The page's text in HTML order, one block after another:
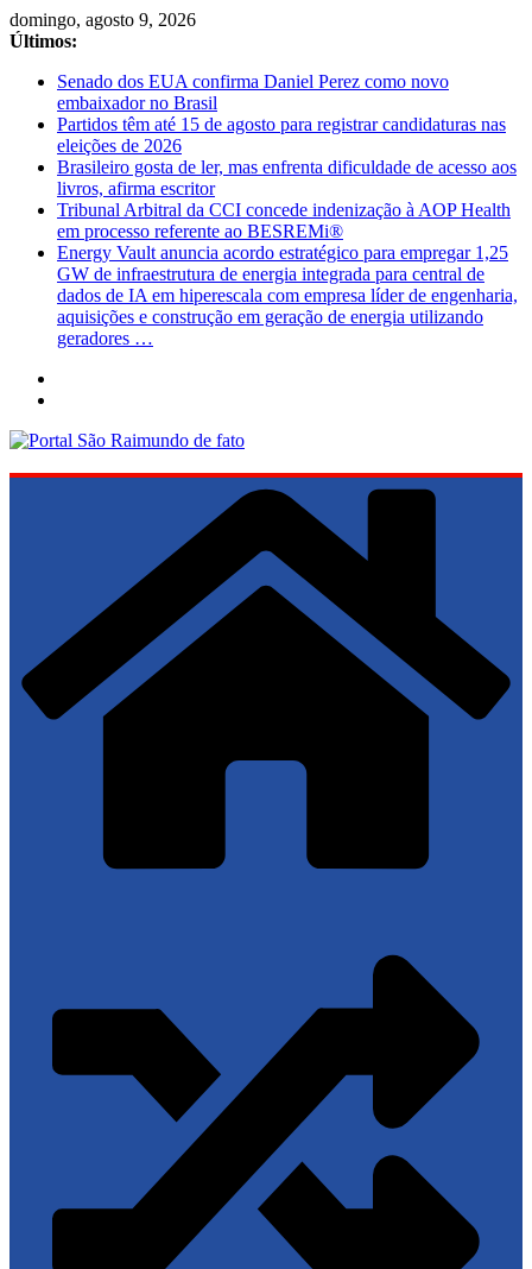
Pular
para
conteúdo
domingo, agosto 9, 2026
Últimos:
Senado dos EUA confirma Daniel Perez como novo
embaixador no Brasil
Partidos têm até 15 de agosto para registrar candidaturas nas
eleições de 2026
Brasileiro gosta de ler, mas enfrenta dificuldade de acesso aos
livros, afirma escritor
Tribunal Arbitral da CCI concede indenização à AOP Health
em processo referente ao BESREMi®
Energy Vault anuncia acordo estratégico para empregar 1,25
GW de infraestrutura de energia integrada para central de
dados de IA em hiperescala com empresa líder de engenharia,
aquisições e construção em geração de energia utilizando
geradores …